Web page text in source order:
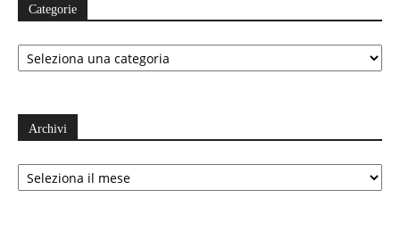
Categorie
Categorie
Archivi
Archivi